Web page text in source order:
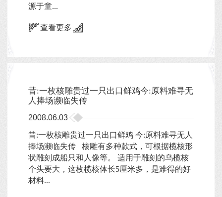
源于童...
查看更多
昔:一枚核雕贵过一只出口鲜鸡今:原料难寻无
人捧场濒临失传
2008.06.03
昔:一枚核雕贵过一只出口鲜鸡 今:原料难寻无人
捧场濒临失传 核雕有多种款式，可根据榄核形
状雕刻成船只和人像等。 适用于雕刻的乌榄核
个头要大，这枚榄核体长5厘米多，是难得的好
材料...